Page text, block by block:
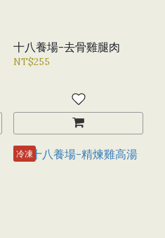
十八養場-去骨雞腿肉
NT$255
冷凍